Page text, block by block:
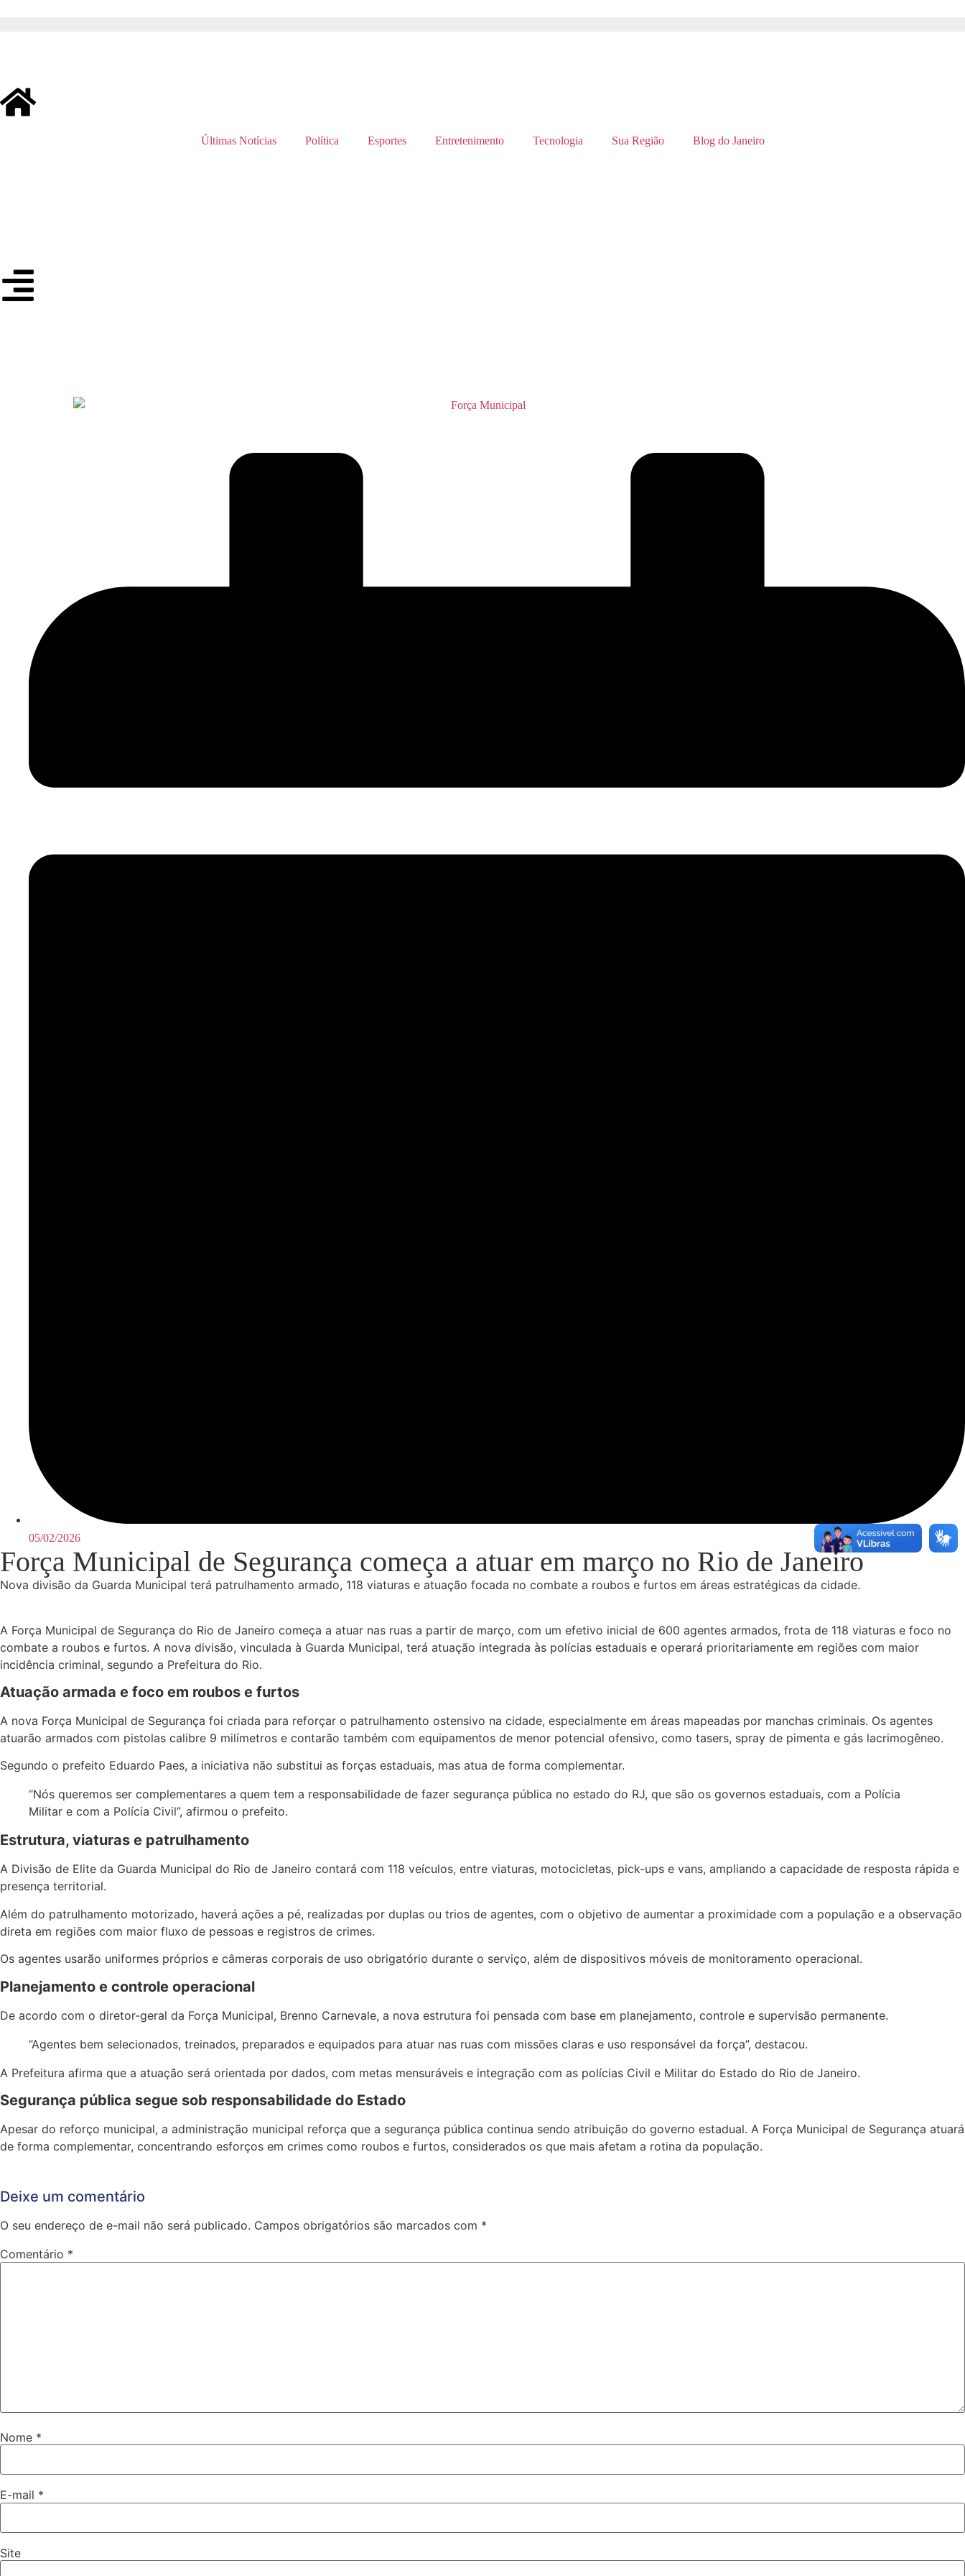
Últimas Notícias Política Esportes Entretenimento Tecnologia Sua Região Blog do Janeiro
05/02/2026
Força Municipal de Segurança começa a atuar em março no Rio de Janeiro
Nova divisão da Guarda Municipal terá patrulhamento armado, 118 viaturas e atuação focada no combate a roubos e furtos em áreas estratégicas da cidade.
A Força Municipal de Segurança do Rio de Janeiro começa a atuar nas ruas a partir de março, com um efetivo inicial de 600 agentes armados, frota de 118 viaturas e foco no
combate a roubos e furtos. A nova divisão, vinculada à Guarda Municipal, terá atuação integrada às polícias estaduais e operará prioritariamente em regiões com maior
incidência criminal, segundo a Prefeitura do Rio.
Atuação armada e foco em roubos e furtos
A nova Força Municipal de Segurança foi criada para reforçar o patrulhamento ostensivo na cidade, especialmente em áreas mapeadas por manchas criminais. Os agentes
atuarão armados com pistolas calibre 9 milímetros e contarão também com equipamentos de menor potencial ofensivo, como tasers, spray de pimenta e gás lacrimogêneo.
Segundo o prefeito Eduardo Paes, a iniciativa não substitui as forças estaduais, mas atua de forma complementar.
“Nós queremos ser complementares a quem tem a responsabilidade de fazer segurança pública no estado do RJ, que são os governos estaduais, com a Polícia
Militar e com a Polícia Civil”, afirmou o prefeito.
Estrutura, viaturas e patrulhamento
A Divisão de Elite da Guarda Municipal do Rio de Janeiro contará com 118 veículos, entre viaturas, motocicletas, pick-ups e vans, ampliando a capacidade de resposta rápida e
presença territorial.
Além do patrulhamento motorizado, haverá ações a pé, realizadas por duplas ou trios de agentes, com o objetivo de aumentar a proximidade com a população e a observação
direta em regiões com maior fluxo de pessoas e registros de crimes.
Os agentes usarão uniformes próprios e câmeras corporais de uso obrigatório durante o serviço, além de dispositivos móveis de monitoramento operacional.
Planejamento e controle operacional
De acordo com o diretor-geral da Força Municipal, Brenno Carnevale, a nova estrutura foi pensada com base em planejamento, controle e supervisão permanente.
“Agentes bem selecionados, treinados, preparados e equipados para atuar nas ruas com missões claras e uso responsável da força”, destacou.
A Prefeitura afirma que a atuação será orientada por dados, com metas mensuráveis e integração com as polícias Civil e Militar do Estado do Rio de Janeiro.
Segurança pública segue sob responsabilidade do Estado
Apesar do reforço municipal, a administração municipal reforça que a segurança pública continua sendo atribuição do governo estadual. A Força Municipal de Segurança atuará
de forma complementar, concentrando esforços em crimes como roubos e furtos, considerados os que mais afetam a rotina da população.
Deixe um comentário
O seu endereço de e-mail não será publicado. Campos obrigatórios são marcados com *
Comentário *
Nome *
E-mail *
Site